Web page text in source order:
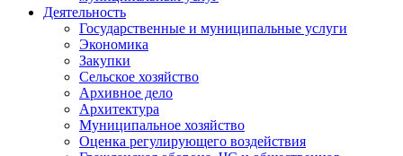
Деятельность
Государственные и муниципальные услуги
Экономика
Закупки
Сельское хозяйство
Архивное дело
Архитектура
Муниципальное хозяйство
Оценка регулирующего воздействия